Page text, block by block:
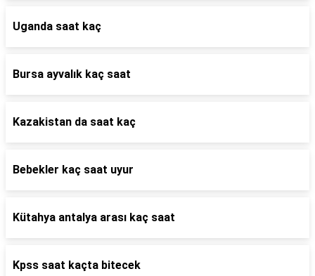
Uganda saat kaç
Bursa ayvalık kaç saat
Kazakistan da saat kaç
Bebekler kaç saat uyur
Kütahya antalya arası kaç saat
Kpss saat kaçta bitecek